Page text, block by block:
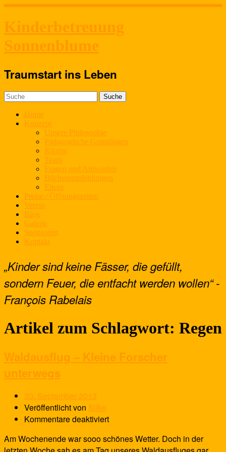
Kinderbetreuung
Sonnenblume
Traumstart ins Leben
Home
Konzept
Unsere Philosophie
Pädagogische Grundlagen
Räume
Team
Fragen und Antworten
Bücherempfehlungen
Eltern
Preise / Öffnungszeiten
Verein
Blog
Galerie
Sponsoren
Kontakt
„Kinder sind keine Fässer, die gefüllt,
sondern Feuer, die entfacht werden wollen“ -
François Rabelais
Artikel zum Schlagwort: Regen
Waldausflug – Kleine Forscher
unterwegs
30. September 2013
Veröffentlicht von Silke
Kommentare deaktiviert
Am Wochenende war sooo schönes Wetter. Doch in der